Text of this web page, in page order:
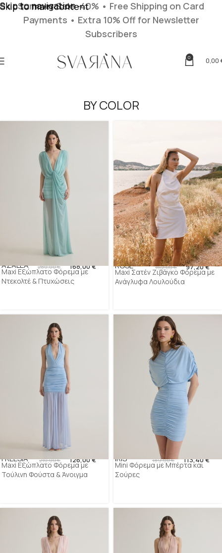
Skip to navigation
Skip to main content
0 0,00
BY COLOR
AZALEA 280,00€ 168,00€
Maxi Εξώπλατο Φόρεμα με
Ντεκολτέ & Πτυχώσεις
ROSE 162,00€ 97,20€
Maxi Σατέν Ζιβάγκο Φόρεμα με
Ανάγλυφα Λουλούδια
FREESIA 210,00€ 126,00€
Maxi Εξώπλατο Φόρεμα με
Τούλινη Φούστα & Άνοιγμα
IRIS 189,00€ 113,40€
Mini Φόρεμα με Μπέρτα και
Σούρες
Summer Sale -40% • Free Shipping on Card
Payments • Extra 10% Off for Newsletter
Subscribers